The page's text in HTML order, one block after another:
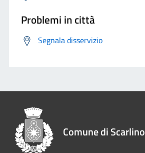
Problemi in città
Segnala disservizio
Comune di Scarlino